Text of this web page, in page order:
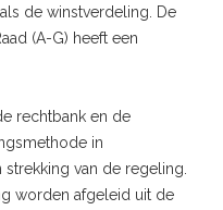
de winstverdeling. De
(A-G) heeft een
rechtbank en de
in
van de regeling.
worden afgeleid uit de